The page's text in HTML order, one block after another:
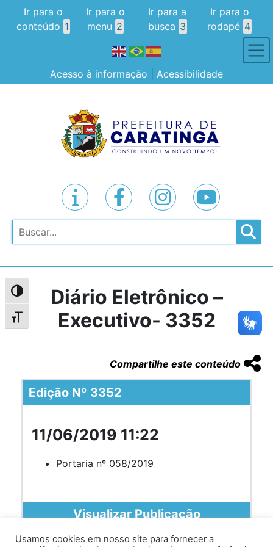
Alternar alto contraste
Alternar tamanho da fonte
Ir para o
conteúdo 1
Ir para o
menu 2
Ir para a
busca 3
Ir para o
rodapé 4
Acesso à informação Acessibilidade
Pesquisar
Diário Eletrônico –
Executivo- 3352
Compartilhe este conteúdo
Edição Nº 3352
11/06/2019 11:22
Portaria nº 058/2019
Visualizar Publicação
Usamos cookies em nosso site para fornecer a